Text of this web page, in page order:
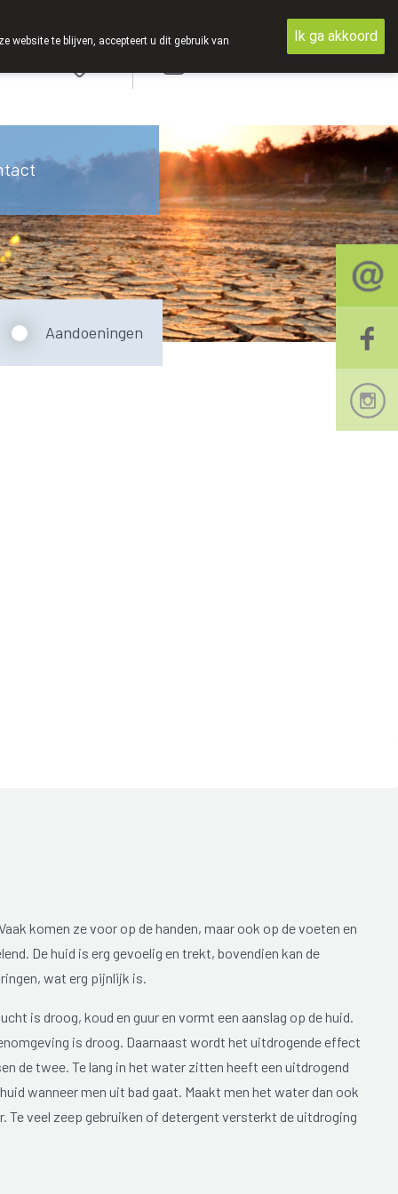
Aandoeningen
komen ze voor op de handen, maar ook op de voeten en
De huid is erg gevoelig en trekt, bovendien kan de
wat erg pijnlijk is.
is droog, koud en guur en vormt een aanslag op de huid.
is droog. Daarnaast wordt het uitdrogende effect
de twee. Te lang in het water zitten heeft een uitdrogend
wanneer men uit bad gaat. Maakt men het water dan ook
veel zeep gebruiken of detergent versterkt de uitdroging
website te blijven, accepteert u dit gebruik van
Ik ga akkoord